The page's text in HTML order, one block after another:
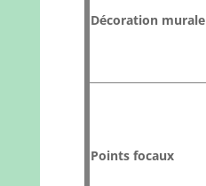
Décoration murale
Points focaux